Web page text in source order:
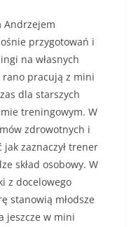
Andrzejem
przygotowań i
na własnych
rano pracują z mini
dla starszych
treningowym. W
zdrowotnych i
zaznaczył trener
skład osobowy. W
z docelowego
stanowią młodsze
jeszcze w mini